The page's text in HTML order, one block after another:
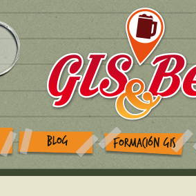
BLOG FORMACIÓN GIS